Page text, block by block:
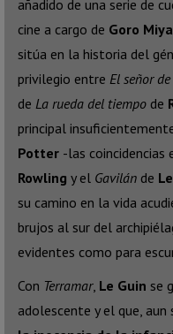
añadido de una serie de
cine a cargo de Goro
sitúa en la historia del
privilegio entre El señor
de La rueda del tiempo de
principal
Potter -las
Rowling y el Gavilán de
su camino en la vida
brujos al sur del
evidentes como para
Con Terramar, Le Guin se
adolescente y el que,